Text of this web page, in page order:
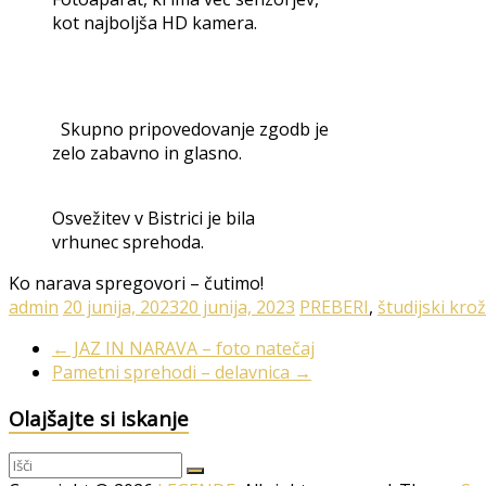
kot najboljša HD kamera.
Skupno pripovedovanje zgodb je
zelo zabavno in glasno.
Osvežitev v Bistrici je bila
vrhunec sprehoda.
Ko narava spregovori – čutimo!
admin 20 junija, 202320 junija, 2023 PREBERI, študijski
← JAZ IN NARAVA – foto natečaj
Pametni sprehodi – delavnica →
Olajšajte si iskanje